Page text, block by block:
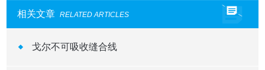
相关文章 RELATED ARTICLES
戈尔不可吸收缝合线